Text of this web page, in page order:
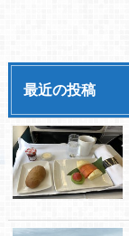
最近の投稿